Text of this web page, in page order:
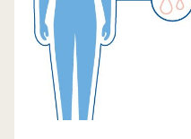
n
e
s
s
y